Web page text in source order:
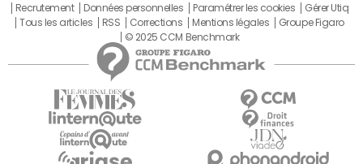
Recrutement
Données personnelles Paramétrer les cookies
Gérer Utiq
Tous les articles
RSS Corrections Mentions légales
Groupe Figaro
© 2025 CCM Benchmark